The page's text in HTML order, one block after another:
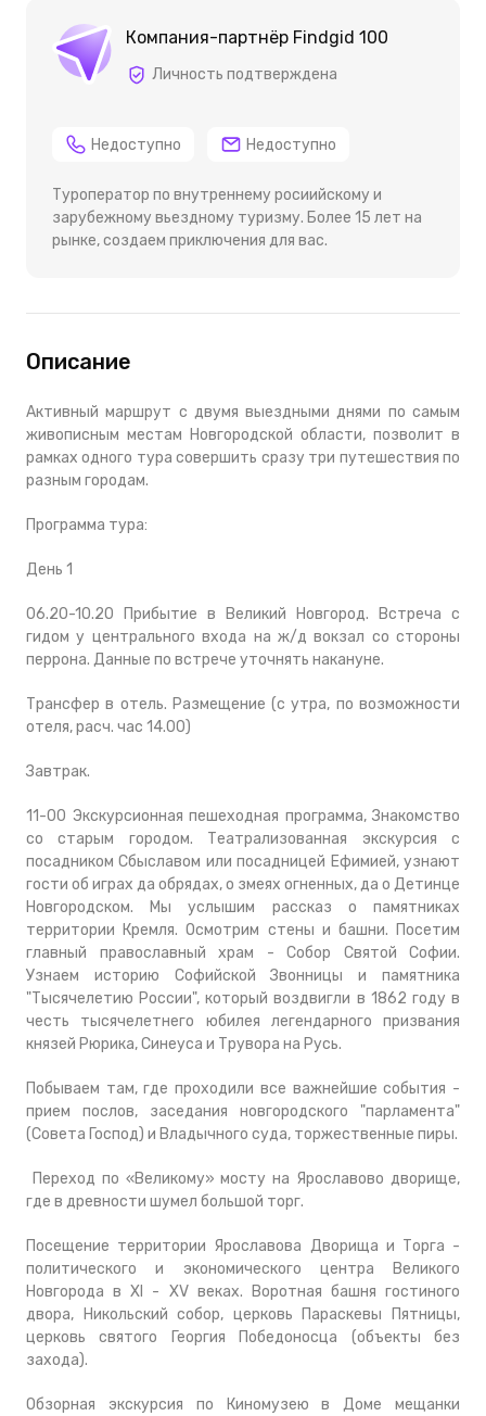
Компания-партнёр Findgid 100
Личность подтверждена
Недоступно Недоступно
Туроператор по внутреннему росиийскому и
зарубежному вьездному туризму. Более 15 лет на
рынке, создаем приключения для вас.
Описание
Активный маршрут с двумя выездными днями по самым
живописным местам Новгородской области, позволит в
рамках одного тура совершить сразу три путешествия по
разным городам.
Программа тура:
День 1
06.20-10.20 Прибытие в Великий Новгород. Встреча с
гидом у центрального входа на ж/д вокзал со стороны
перрона. Данные по встрече уточнять накануне.
Трансфер в отель. Размещение (с утра, по возможности
отеля, расч. час 14.00)
Завтрак.
11-00 Экскурсионная пешеходная программа, Знакомство
со старым городом. Театрализованная экскурсия с
посадником Сбыславом или посадницей Ефимией, узнают
гости об играх да обрядах, о змеях огненных, да о Детинце
Новгородском. Мы услышим рассказ о памятниках
территории Кремля. Осмотрим стены и башни. Посетим
главный православный храм - Собор Святой Софии.
Узнаем историю Софийской Звонницы и памятника
"Тысячелетию России", который воздвигли в 1862 году в
честь тысячелетнего юбилея легендарного призвания
князей Рюрика, Синеуса и Трувора на Русь.
Побываем там, где проходили все важнейшие события -
прием послов, заседания новгородского "парламента"
(Совета Господ) и Владычного суда, торжественные пиры.
Переход по «Великому» мосту на Ярославово дворище,
где в древности шумел большой торг.
Посещение территории Ярославова Дворища и Торга -
политического и экономического центра Великого
Новгорода в XI - XV веках. Воротная башня гостиного
двора, Никольский собор, церковь Параскевы Пятницы,
церковь святого Георгия Победоносца (объекты без
захода).
Обзорная экскурсия по Киномузею в Доме мещанки